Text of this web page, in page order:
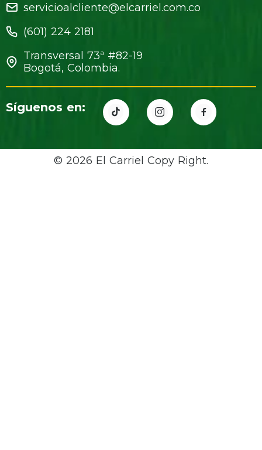
servicioalcliente@elcarriel.com.co
(601) 224 2181
Transversal 73ª #82-19
Bogotá, Colombia.
Síguenos en:
© 2026 El Carriel Copy Right.